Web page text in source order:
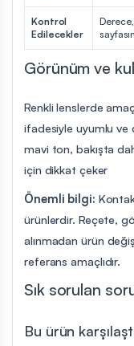
Kontrol
Edilecekler
Görünüm ve
Renkli lenslerde
ifadesiyle uyumlu
mavi ton, bakışta
için dikkat çeker
Önemli bilgi:
ürünlerdir. Reçete,
alınmadan ürün
referans amaçlıdır.
Sık sorulan
Bu ürün